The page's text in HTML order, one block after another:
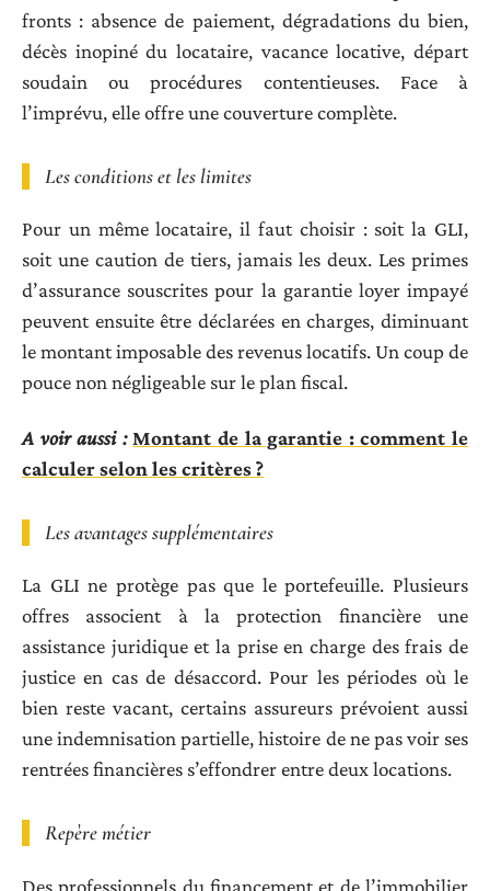
fronts : absence de paiement, dégradations du bien,
décès inopiné du locataire, vacance locative, départ
soudain ou procédures contentieuses. Face à
l’imprévu, elle offre une couverture complète.
Les conditions et les limites
Pour un même locataire, il faut choisir : soit la GLI,
soit une caution de tiers, jamais les deux. Les primes
d’assurance souscrites pour la garantie loyer impayé
peuvent ensuite être déclarées en charges, diminuant
le montant imposable des revenus locatifs. Un coup de
pouce non négligeable sur le plan fiscal.
A voir aussi : Montant de la garantie : comment le
calculer selon les critères ?
Les avantages supplémentaires
La GLI ne protège pas que le portefeuille. Plusieurs
offres associent à la protection financière une
assistance juridique et la prise en charge des frais de
justice en cas de désaccord. Pour les périodes où le
bien reste vacant, certains assureurs prévoient aussi
une indemnisation partielle, histoire de ne pas voir ses
rentrées financières s’effondrer entre deux locations.
Repère métier
Des professionnels du financement et de l’immobilier